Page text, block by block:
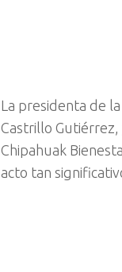
La presidenta de
Castrillo
Chipahuak
acto tan